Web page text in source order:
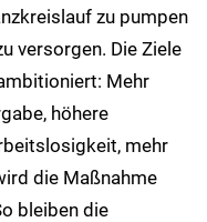
zu pumpen
versorgen. Die Ziele
Mehr
höhere
mehr
die Maßnahme
bleiben die